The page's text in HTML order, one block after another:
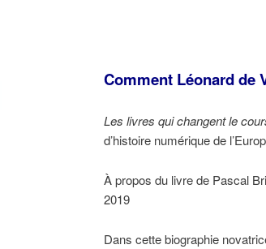
Comment Léonard de
Les livres qui changent le
d’histoire numérique de
À propos du livre de Pascal
2019
Dans cette biographie